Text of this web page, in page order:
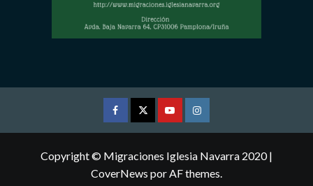
FacebookTwitterYoutubeInstagram
Copyright © Migraciones Iglesia Navarra 2020|
CoverNews por AF themes.